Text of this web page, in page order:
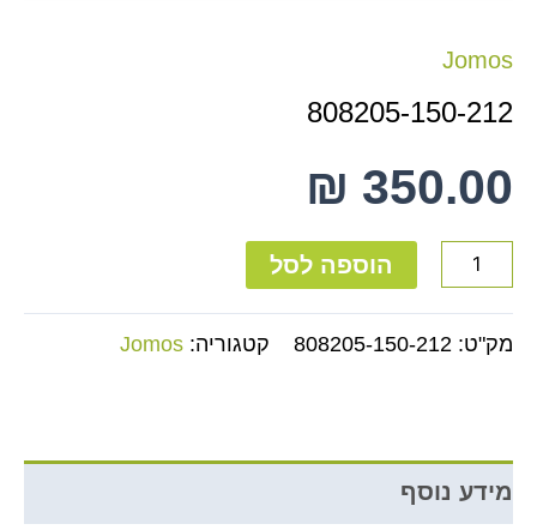
Jomos
808205-150-212
₪ 350.00
הוספה לסל
מק"ט: 808205-150-212 קטגוריה: Jomos
מידע נוסף